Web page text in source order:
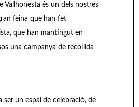
és un dels nostres
feina que han fet
que han mantingut en
una campanya de recollida
ser un espai de celebració, de